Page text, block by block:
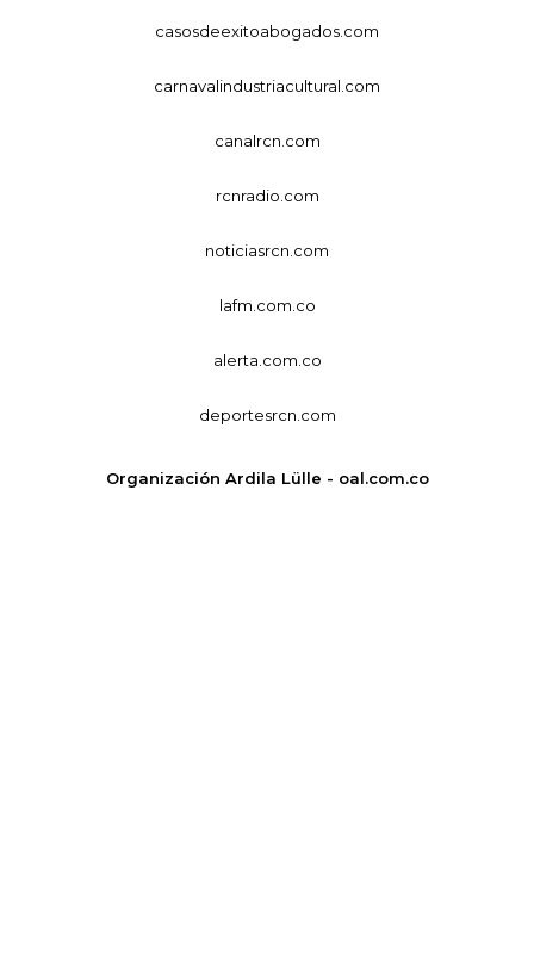
casosdeexitoabogados.com
carnavalindustriacultural.com
canalrcn.com
rcnradio.com
noticiasrcn.com
lafm.com.co
alerta.com.co
deportesrcn.com
Organización Ardila Lülle - oal.com.co